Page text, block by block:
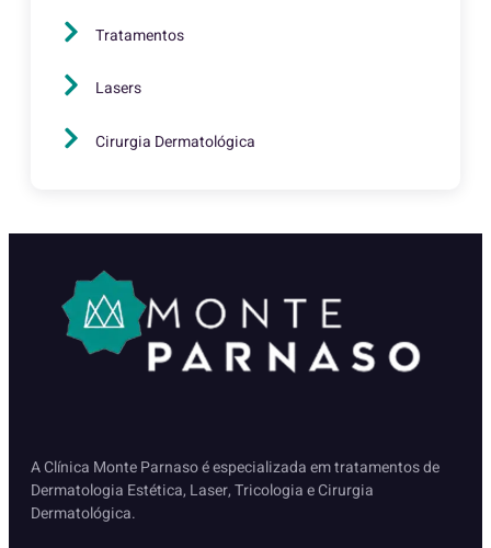
Tratamentos
Lasers
Cirurgia Dermatológica
A Clínica Monte Parnaso é especializada em tratamentos de
Dermatologia Estética, Laser, Tricologia e Cirurgia
Dermatológica.